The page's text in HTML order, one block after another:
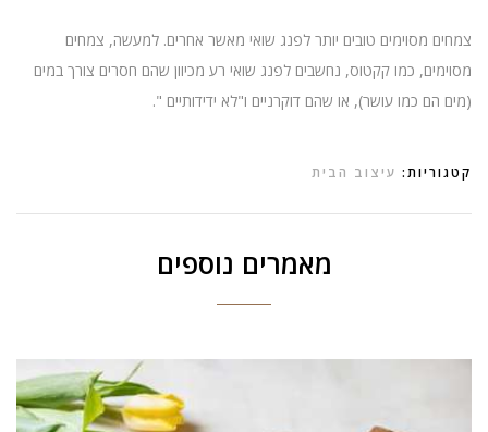
צמחים מסוימים טובים יותר לפנג שואי מאשר אחרים. למעשה, צמחים
מסוימים, כמו קקטוס, נחשבים לפנג שואי רע מכיוון שהם חסרים צורך במים
(מים הם כמו עושר), או שהם דוקרניים ו"לא ידידותיים ".
קטגוריות: עיצוב הבית
מאמרים נוספים